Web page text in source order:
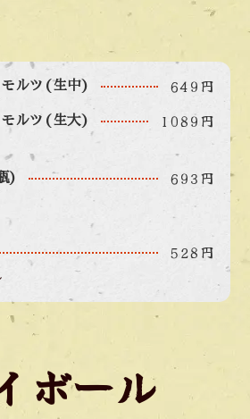
モルツ(生中) 649円
モルツ(生大) 1089円
) 693円
528円
ボール